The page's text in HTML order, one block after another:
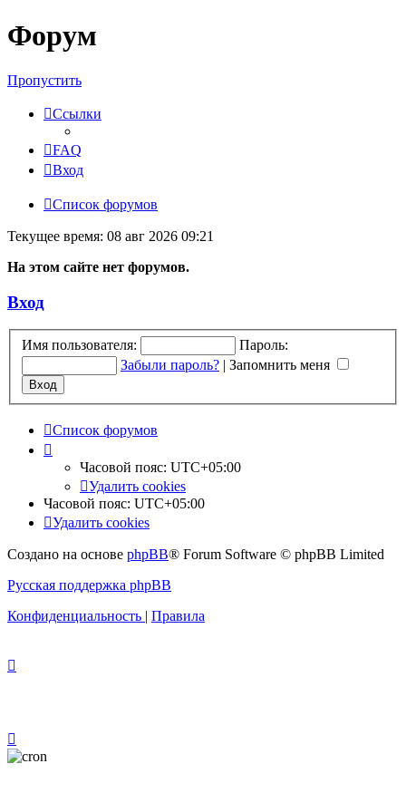
Форум
Пропустить
Ссылки
FAQ
Вход
Список форумов
Текущее время: 08 авг 2026 09:21
На этом сайте нет форумов.
Вход
Имя пользователя:
Пароль:
Забыли пароль? | Запомнить меня
Список форумов
Часовой пояс: UTC+05:00
Удалить cookies
Часовой пояс: UTC+05:00
Удалить cookies
Создано на основе phpBB® Forum Software © phpBB Limited
Русская поддержка phpBB
Конфиденциальность | Правила